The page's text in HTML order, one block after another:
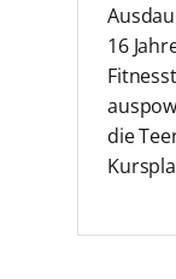
16
die